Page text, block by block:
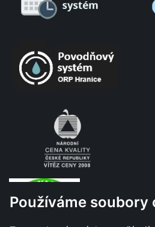
Používáme soubory